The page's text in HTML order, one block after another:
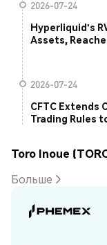
2026-07-24
Hyperliquid's
Assets,
2026-07-24
CFTC Extends
Trading Rules
Toro Inoue
Больше